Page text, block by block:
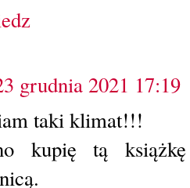
grudnia 2021 17:19
taki klimat!!!
kupię tą